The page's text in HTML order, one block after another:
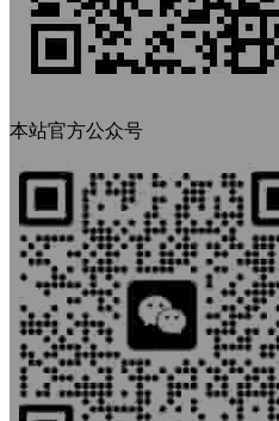
本站官方公众号